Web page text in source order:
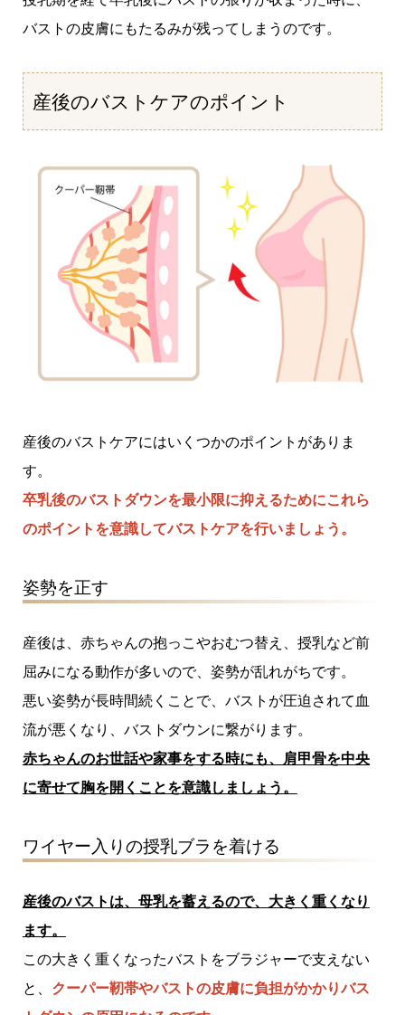
バストの皮膚にもたるみが残ってしまうのです。
産後のバストケアのポイント
産後のバストケアにはいくつかのポイントがありま
す。
卒乳後のバストダウンを最小限に抑えるためにこれら
のポイントを意識してバストケアを行いましょう。
姿勢を正す
産後は、赤ちゃんの抱っこやおむつ替え、授乳など前
屈みになる動作が多いので、姿勢が乱れがちです。
悪い姿勢が長時間続くことで、バストが圧迫されて血
流が悪くなり、バストダウンに繋がります。
赤ちゃんのお世話や家事をする時にも、肩甲骨を中央
に寄せて胸を開くことを意識しましょう。
ワイヤー入りの授乳ブラを着ける
産後のバストは、母乳を蓄えるので、大きく重くなり
ます。
この大きく重くなったバストをブラジャーで支えない
と、 クーパー靭帯やバストの皮膚に負担がかかりバス